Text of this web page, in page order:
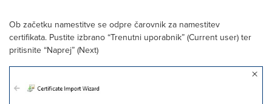
Ob začetku namestitve se odpre čarovnik za namestitev
certifikata. Pustite izbrano “Trenutni uporabnik” (Current user) ter
pritisnite “Naprej” (Next)